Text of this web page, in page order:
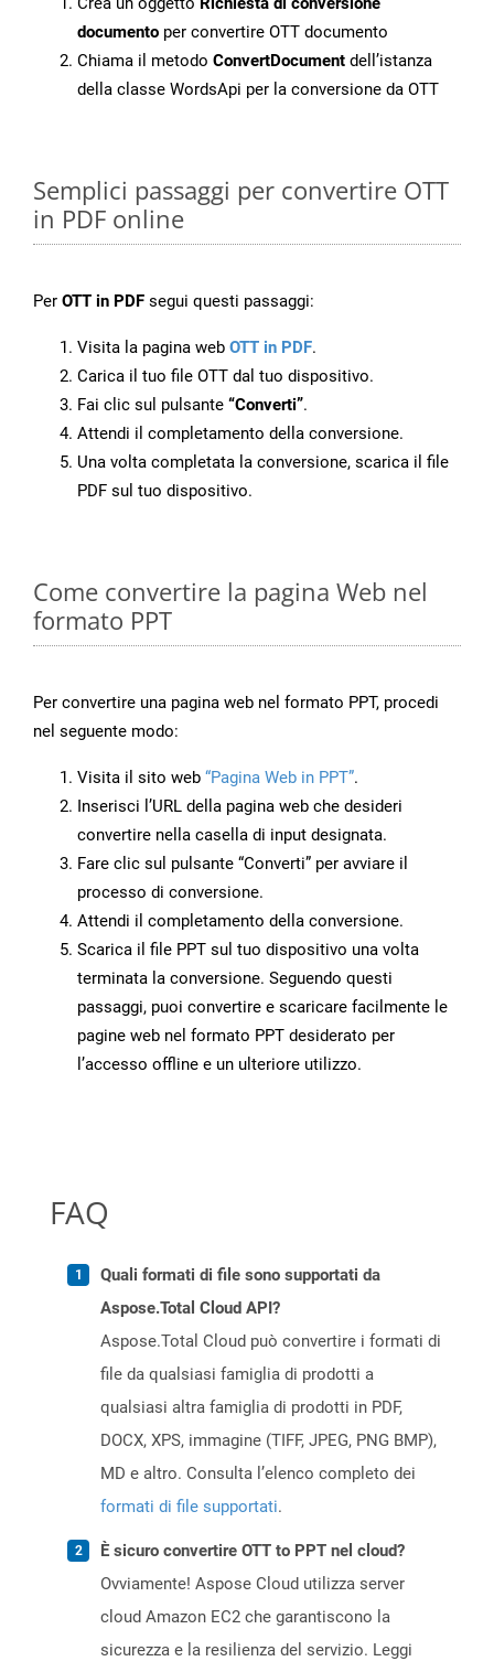
documento per convertire OTT documento
Chiama il metodo ConvertDocument dell’istanza
della classe WordsApi per la conversione da OTT
Semplici passaggi per convertire OTT
in PDF online
Per OTT in PDF segui questi passaggi:
Visita la pagina web OTT in PDF.
Carica il tuo file OTT dal tuo dispositivo.
Fai clic sul pulsante “Converti”.
Attendi il completamento della conversione.
Una volta completata la conversione, scarica il file
PDF sul tuo dispositivo.
Come convertire la pagina Web nel
formato PPT
Per convertire una pagina web nel formato PPT, procedi
nel seguente modo:
Visita il sito web “Pagina Web in PPT”.
Inserisci l’URL della pagina web che desideri
convertire nella casella di input designata.
Fare clic sul pulsante “Converti” per avviare il
processo di conversione.
Attendi il completamento della conversione.
Scarica il file PPT sul tuo dispositivo una volta
terminata la conversione. Seguendo questi
passaggi, puoi convertire e scaricare facilmente le
pagine web nel formato PPT desiderato per
l’accesso offline e un ulteriore utilizzo.
FAQ
Quali formati di file sono supportati da
Aspose.Total Cloud API?
Aspose.Total Cloud può convertire i formati di
file da qualsiasi famiglia di prodotti a
qualsiasi altra famiglia di prodotti in PDF,
DOCX, XPS, immagine (TIFF, JPEG, PNG BMP),
MD e altro. Consulta l’elenco completo dei
formati di file supportati.
È sicuro convertire OTT to PPT nel cloud?
Ovviamente! Aspose Cloud utilizza server
cloud Amazon EC2 che garantiscono la
sicurezza e la resilienza del servizio. Leggi